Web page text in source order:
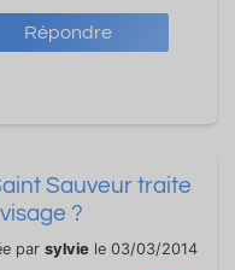
Répondre
Sauveur traite
?
par sylvie le 03/03/2014